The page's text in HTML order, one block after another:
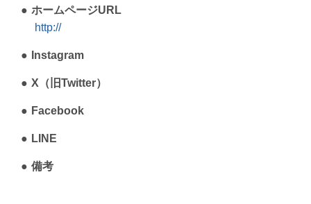
ホームページURL
http://
Instagram
X（旧Twitter）
Facebook
LINE
備考